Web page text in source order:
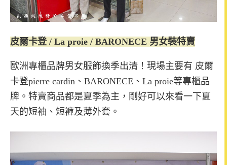
皮爾卡登 / La proie / BARONECE 男女裝特賣
歐洲專櫃品牌男女服飾換季出清！現場主要有 皮爾
卡登pierre cardin、BARONECE、La proie等專櫃品
牌。特賣商品都是夏季為主，剛好可以來看一下夏
天的短袖、短褲及薄外套。